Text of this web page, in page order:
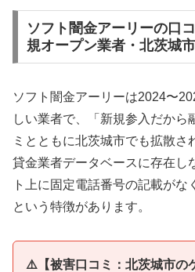
ソフト闇金アーリーの口
規オープン業者・北茨城
ソフト闇金アーリーは2024〜
しい業者で、「新規参入だから
ミとともに北茨城市でも拡散さ
貸金業者データベースに存在し
ト上に固定電話番号の記載が
という特徴があります。
⚠️【被害口コミ：北茨城市の